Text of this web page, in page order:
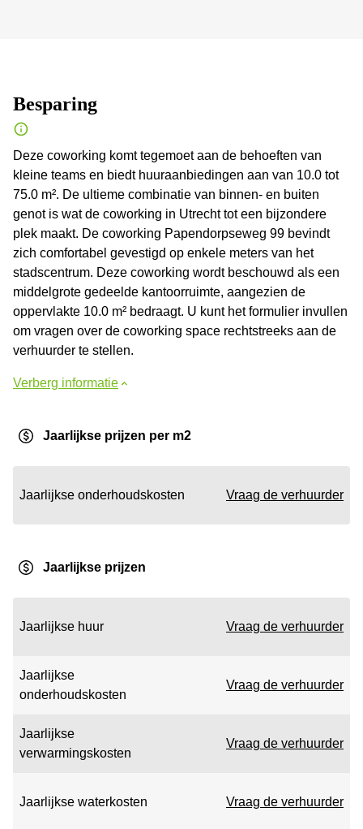
Besparing
Deze coworking komt tegemoet aan de behoeften van
kleine teams en biedt huuraanbiedingen aan van 10.0 tot
75.0 m². De ultieme combinatie van binnen- en buiten
genot is wat de coworking in Utrecht tot een bijzondere
plek maakt. De coworking Papendorpseweg 99 bevindt
zich comfortabel gevestigd op enkele meters van het
stadscentrum. Deze coworking wordt beschouwd als een
middelgrote gedeelde kantoorruimte, aangezien de
oppervlakte 10.0 m² bedraagt. U kunt het formulier invullen
om vragen over de coworking space rechtstreeks aan de
verhuurder te stellen.
Verberg informatie
Jaarlijkse prijzen per m2
Jaarlijkse onderhoudskosten Vraag de verhuurder
Jaarlijkse prijzen
Jaarlijkse huur Vraag de verhuurder
Jaarlijkse
onderhoudskosten
Vraag de verhuurder
Jaarlijkse
verwarmingskosten
Vraag de verhuurder
Jaarlijkse waterkosten Vraag de verhuurder